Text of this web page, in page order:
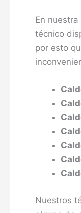
En
técnico
por esto
Nuestros